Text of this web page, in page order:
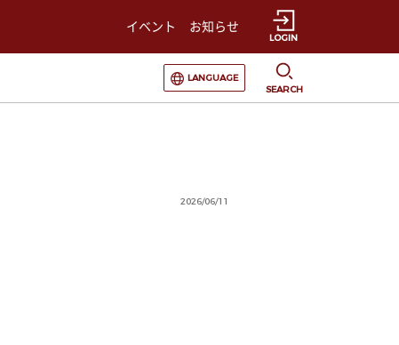
イベント お知らせ
LOGIN
選択すると言語の切替が発生します
LANGUAGE
SEARCH
2026/06/11